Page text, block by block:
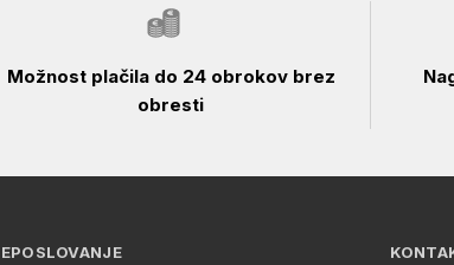
Možnost plačila do 24 obrokov brez
obresti
EPOSLOVANJE